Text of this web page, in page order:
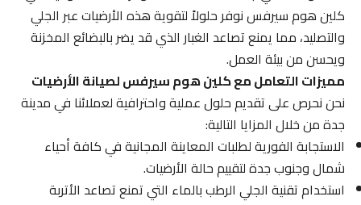
كلين هوم سيرفس نوفر حلولاً لتقوية هذه الأرضيات عبر الجلي
والتصليد، مما يمنع تصاعد الغبار الذي قد يضر بالبضائع المخزنة
ويحسن من بيئة العمل.
مميزات التعامل مع كلين هوم سيرفس لصيانة الأرضيات
نحن نحرص على تقديم حلول عملية واحترافية لعملائنا في مدينة
جدة من خلال المزايا التالية:
الاستجابة الفورية لطلبات المعاينة المجانية في كافة أحياء
شمال وجنوب جدة لتقييم حالة الأرضيات.
استخدام تقنية الجلي الرطب بالماء التي تمنع تصاعد الأتربة